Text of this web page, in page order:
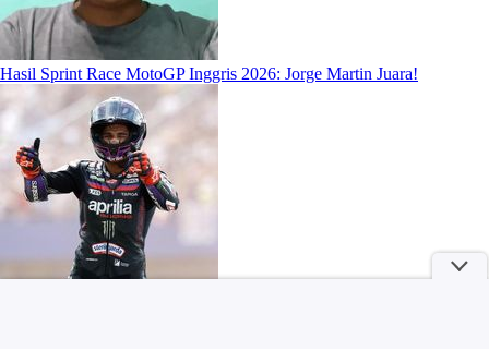
Hasil Sprint Race MotoGP Inggris 2026: Jorge Martin Juara!